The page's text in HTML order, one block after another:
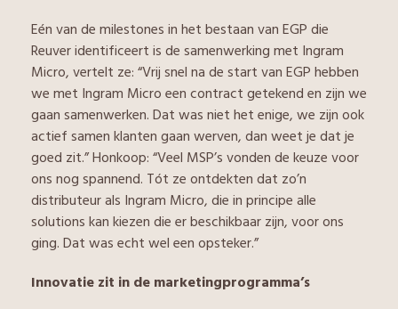
Eén van de milestones in het bestaan van EGP die
Reuver identificeert is de samenwerking met Ingram
Micro, vertelt ze: “Vrij snel na de start van EGP hebben
we met Ingram Micro een contract getekend en zijn we
gaan samenwerken. Dat was niet het enige, we zijn ook
actief samen klanten gaan werven, dan weet je dat je
goed zit.” Honkoop: “Veel MSP’s vonden de keuze voor
ons nog spannend. Tót ze ontdekten dat zo’n
distributeur als Ingram Micro, die in principe alle
solutions kan kiezen die er beschikbaar zijn, voor ons
ging. Dat was echt wel een opsteker.”
Innovatie zit in de marketingprogramma’s